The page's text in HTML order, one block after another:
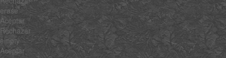
erase
Aceptar
Rechazar
empty
Aceptar